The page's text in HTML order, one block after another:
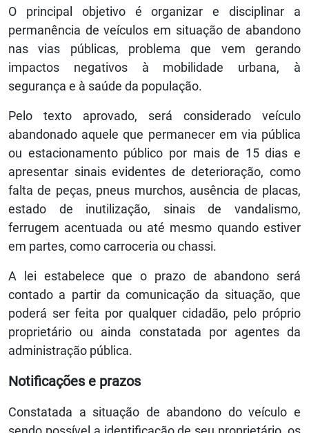
O principal objetivo é organizar e disciplinar a
permanência de veículos em situação de abandono
nas vias públicas, problema que vem gerando
impactos negativos à mobilidade urbana, à
segurança e à saúde da população.
Pelo texto aprovado, será considerado veículo
abandonado aquele que permanecer em via pública
ou estacionamento público por mais de 15 dias e
apresentar sinais evidentes de deterioração, como
falta de peças, pneus murchos, ausência de placas,
estado de inutilização, sinais de vandalismo,
ferrugem acentuada ou até mesmo quando estiver
em partes, como carroceria ou chassi.
A lei estabelece que o prazo de abandono será
contado a partir da comunicação da situação, que
poderá ser feita por qualquer cidadão, pelo próprio
proprietário ou ainda constatada por agentes da
administração pública.
Notificações e prazos
Constatada a situação de abandono do veículo e